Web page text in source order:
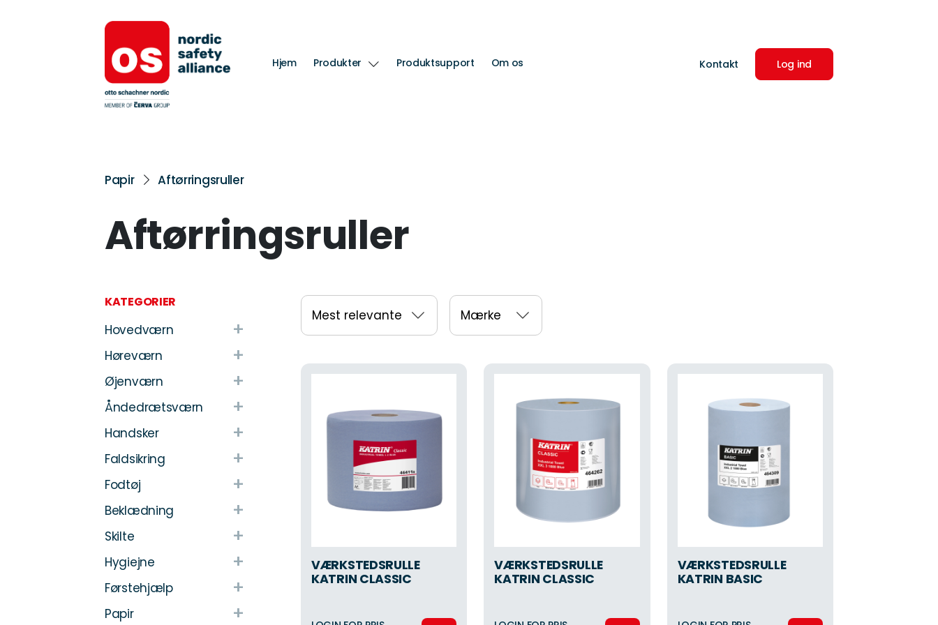
Hjem Produkter Produktsupport Om os Kontakt Log ind
Papir Aftørringsruller
Aftørringsruller
KATEGORIER
Hovedværn +
Høreværn +
Øjenværn +
Åndedrætsværn +
Handsker +
Faldsikring +
Fodtøj +
Beklædning +
Skilte +
Hygiejne +
Førstehjælp +
Papir +
Mest relevante Mærke
VÆRKSTEDSRULLE
KATRIN CLASSIC
VÆRKSTEDSRULLE
KATRIN CLASSIC
VÆRKSTEDSRULLE
KATRIN BASIC